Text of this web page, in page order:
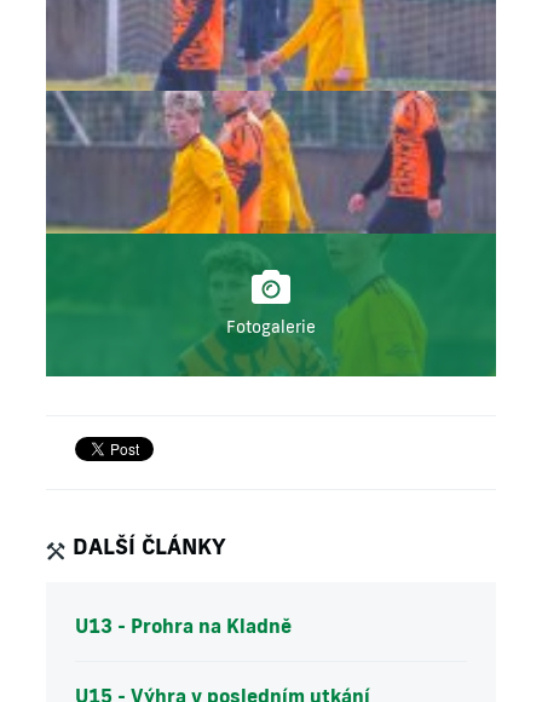
Fotogalerie
DALŠÍ ČLÁNKY
U13 - Prohra na Kladně
U15 - Výhra v posledním utkání